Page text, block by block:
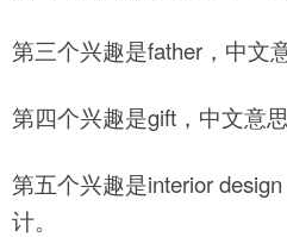
第三个兴趣是father，中文
第四个兴趣是gift，中文意
第五个兴趣是interior
计。